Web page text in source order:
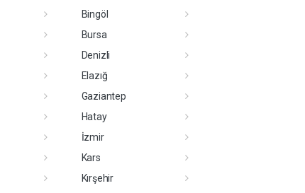
Bingöl
Bursa
Denizli
Elazığ
Gaziantep
Hatay
İzmir
Kars
Kırşehir